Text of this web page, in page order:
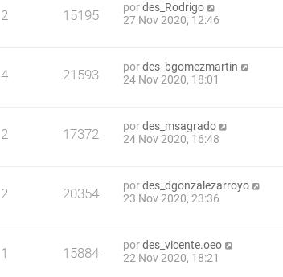
2 15195 pordes_Rodrigo
27 Nov 2020, 12:46
4 21593 pordes_bgomezmartin
24 Nov 2020, 18:01
2 17372 pordes_msagrado
24 Nov 2020, 16:48
2 20354 pordes_dgonzalezarroyo
23 Nov 2020, 23:36
1 15884 pordes_vicente.oeo
22 Nov 2020, 18:21